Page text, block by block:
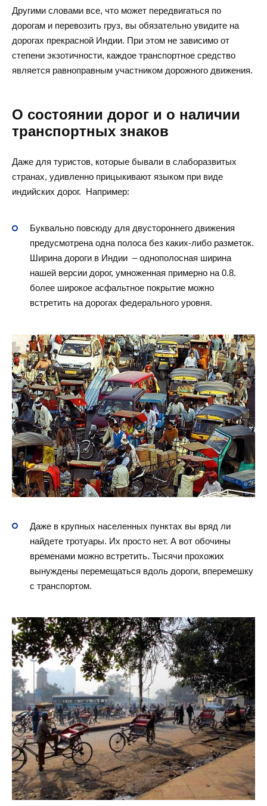
Другими словами все, что может передвигаться по
дорогам и перевозить груз, вы обязательно увидите на
дорогах прекрасной Индии. При этом не зависимо от
степени экзотичности, каждое транспортное средство
является равноправным участником дорожного движения.
О состоянии дорог и о наличии
транспортных знаков
Даже для туристов, которые бывали в слаборазвитых
странах, удивленно прицыкивают языком при виде
индийских дорог. Например:
Буквально повсюду для двустороннего движения
предусмотрена одна полоса без каких-либо разметок.
Ширина дороги в Индии – однополосная ширина
нашей версии дорог, умноженная примерно на 0.8.
более широкое асфальтное покрытие можно
встретить на дорогах федерального уровня.
Даже в крупных населенных пунктах вы вряд ли
найдете тротуары. Их просто нет. А вот обочины
временами можно встретить. Тысячи прохожих
вынуждены перемещаться вдоль дороги, вперемешку
с транспортом.